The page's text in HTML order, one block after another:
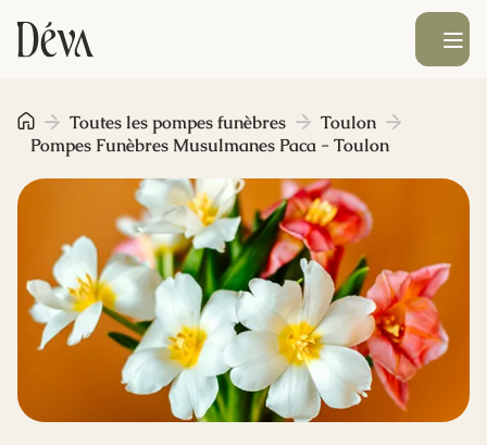
Obsèques
Prévoyance
Monument funéraire
Livraison de fleurs
Blog
Ouvrir le
Toutes les pompes funèbres
Toulon
Pompes Funèbres Musulmanes Paca - Toulon